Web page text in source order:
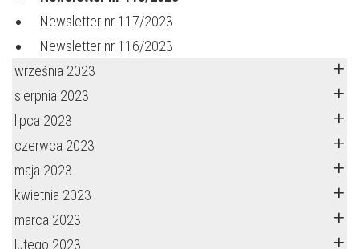
Newsletter nr 117/2023
Newsletter nr 116/2023
września 2023
sierpnia 2023
lipca 2023
czerwca 2023
maja 2023
kwietnia 2023
marca 2023
lutego 2023